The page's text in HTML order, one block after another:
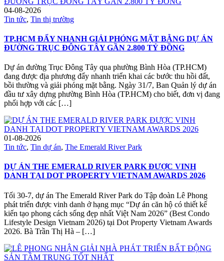
04-08-2026
Tin tức, Tin thị trường
TP.HCM ĐẨY NHANH GIẢI PHÓNG MẶT BẰNG DỰ ÁN
ĐƯỜNG TRỤC ĐÔNG TÂY GẦN 2.800 TỶ ĐỒNG
Dự án đường Trục Đông Tây qua phường Bình Hòa (TP.HCM)
đang được địa phương đẩy nhanh triển khai các bước thu hồi đất,
bồi thường và giải phóng mặt bằng. Ngày 31/7, Ban Quản lý dự án
đầu tư xây dựng phường Bình Hòa (TP.HCM) cho biết, đơn vị đang
phối hợp với các […]
01-08-2026
Tin tức, Tin dự án, The Emerald River Park
DỰ ÁN THE EMERALD RIVER PARK ĐƯỢC VINH
DANH TẠI DOT PROPERTY VIETNAM AWARDS 2026
Tối 30-7, dự án The Emerald River Park do Tập đoàn Lê Phong
phát triển được vinh danh ở hạng mục “Dự án căn hộ có thiết kế
kiến tạo phong cách sống đẹp nhất Việt Nam 2026” (Best Condo
Lifestyle Design Vietnam 2026) tại Dot Property Vietnam Awards
2026. Bà Trần Thị Hà – […]